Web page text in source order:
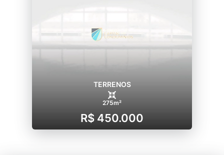
TERRENOS
275m²
R$ 450.000